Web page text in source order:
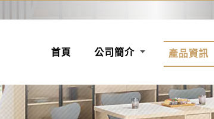
首頁(CURRENT)
公司簡介 產品資訊